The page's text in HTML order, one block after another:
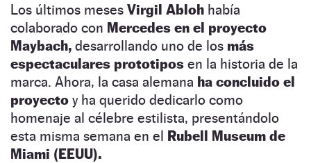
Los últimos meses Virgil Abloh había
colaborado con Mercedes en el proyecto
Maybach, desarrollando uno de los más
espectaculares prototipos en la historia de la
marca. Ahora, la casa alemana ha concluido el
proyecto y ha querido dedicarlo como
homenaje al célebre estilista, presentándolo
esta misma semana en el Rubell Museum de
Miami (EEUU).